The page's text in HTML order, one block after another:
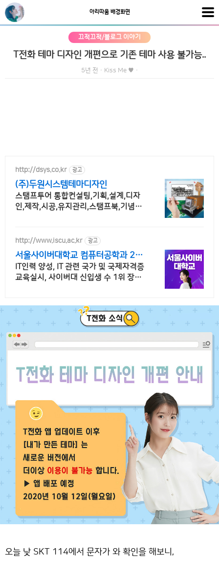
아리따움 배경화면
끄적끄적/블로그 이야기
T전화 테마 디자인 개편으로 기존 테마 사용 불가능..
5년 전 · Kiss Me ♥ ·
http://dsys.co.kr 광고
(주)두원시스템테마디자인
스탬프투어 통합컨설팅,기획,설계,디자
인,제작,시공,유지관리,스탬프북,기념품,
http://www.iscu.ac.kr 광고
서울사이버대학교 컴퓨터공학과 20
26 가을학기 신편입생
IT인력 양성, IT 관련 국가 및 국제자격증
교육실시, 사이버대 신입생 수 1위 장학
오늘 낮 SKT 114에서 문자가 와 확인을 해보니,